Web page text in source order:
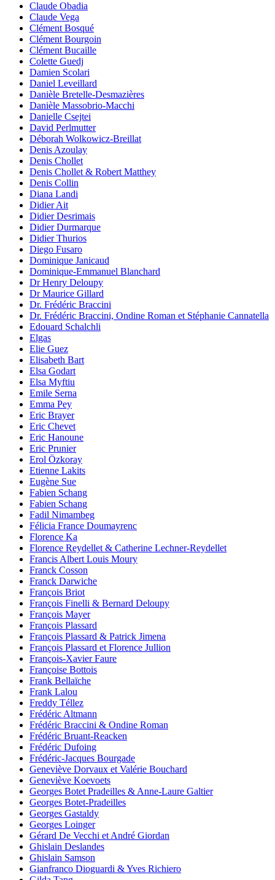
Claude Obadia
Claude Vega
Clément Bosqué
Clément Bourgoin
Clément Bucaille
Colette Guedj
Damien Scolari
Daniel Leveillard
Danièle Bretelle-Desmazières
Danièle Massobrio-Macchi
Danielle Csejtei
David Perlmutter
Déborah Wolkowicz-Breillat
Denis Azoulay
Denis Chollet
Denis Chollet & Robert Matthey
Denis Collin
Diana Landi
Didier Ait
Didier Desrimais
Didier Durmarque
Didier Thurios
Diego Fusaro
Dominique Janicaud
Dominique-Emmanuel Blanchard
Dr Henry Deloupy
Dr Maurice Gillard
Dr. Frédéric Braccini
Dr. Frédéric Braccini, Ondine Roman et Stéphanie Cannatella
Edouard Schalchli
Elgas
Elie Guez
Elisabeth Bart
Elsa Godart
Elsa Myftiu
Emile Serna
Emma Pey
Eric Brayer
Eric Chevet
Eric Hanoune
Eric Prunier
Erol Özkoray
Etienne Lakits
Eugène Sue
Fabien Schang
Fabien Schang
Fadil Nimambeg
Félicia France Doumayrenc
Florence Ka
Florence Reydellet & Catherine Lechner-Reydellet
Francis Albert Louis Moury
Franck Cosson
Franck Darwiche
François Briot
François Finelli & Bernard Deloupy
François Mayer
François Plassard
François Plassard & Patrick Jimena
François Plassard et Florence Jullion
François-Xavier Faure
Françoise Bottois
Frank Bellaïche
Frank Lalou
Freddy Téllez
Frédéric Altmann
Frédéric Braccini & Ondine Roman
Frédéric Bruant-Reacken
Frédéric Dufoing
Frédéric-Jacques Bourgade
Geneviève Dorvaux et Valérie Bouchard
Geneviève Koevoets
Georges Botet Pradeilles & Anne-Laure Galtier
Georges Botet-Pradeilles
Georges Gastaldy
Georges Loinger
Gérard De Vecchi et André Giordan
Ghislain Deslandes
Ghislain Samson
Gianfranco Dioguardi & Yves Richiero